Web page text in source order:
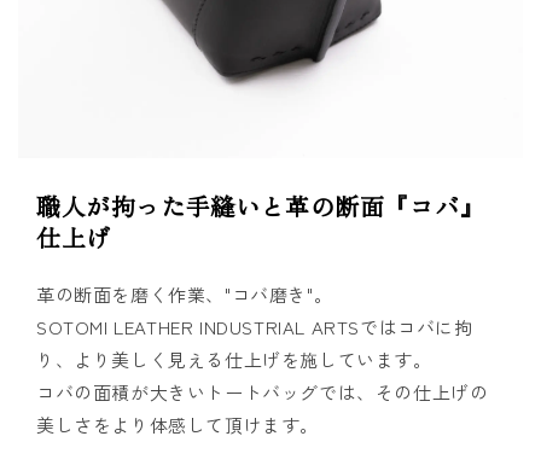
職人が拘った手縫いと革の断面『コバ』
仕上げ
革の断面を磨く作業、"コバ磨き"。
SOTOMI LEATHER INDUSTRIAL ARTSではコバに拘
り、より美しく見える仕上げを施しています。
コバの面積が大きいトートバッグでは、その仕上げの
美しさをより体感して頂けます。